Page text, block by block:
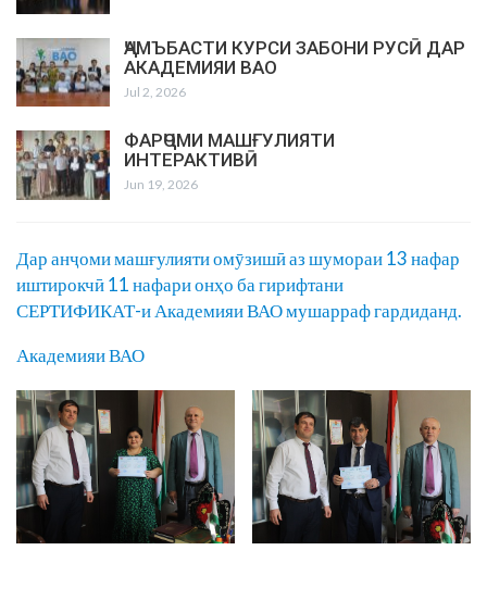
ҶАМЪБАСТИ КУРСИ ЗАБОНИ РУСӢ ДАР
АКАДЕМИЯИ ВАО
Jul 2, 2026
ФАРҶОМИ МАШҒУЛИЯТИ
ИНТЕРАКТИВӢ
Jun 19, 2026
Дар анҷоми машғулияти омӯзишӣ аз шумораи 13 нафар
иштирокчӣ 11 нафари онҳо ба гирифтани
СЕРТИФИКАТ-и Академияи ВАО мушарраф гардиданд.
Академияи ВАО